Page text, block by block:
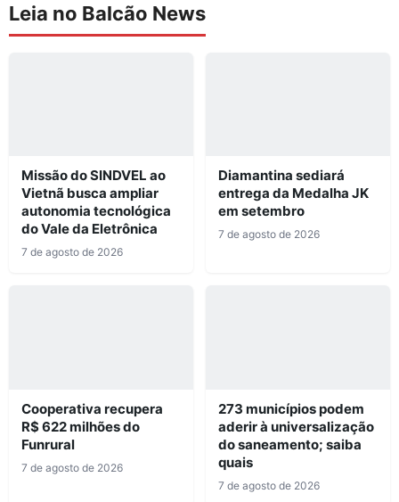
Leia no Balcão News
Missão do SINDVEL ao
Vietnã busca ampliar
autonomia tecnológica
do Vale da Eletrônica
7 de agosto de 2026
Diamantina sediará
entrega da Medalha JK
em setembro
7 de agosto de 2026
Cooperativa recupera
R$ 622 milhões do
Funrural
7 de agosto de 2026
273 municípios podem
aderir à universalização
do saneamento; saiba
quais
7 de agosto de 2026